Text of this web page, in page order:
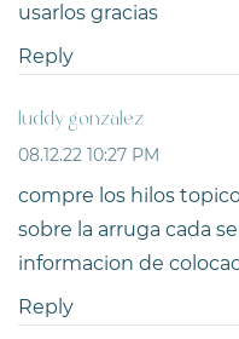
usarlos gracias
Reply
luddy gonzalez
08.12.22 10:27 PM
compre los hilos
sobre la arruga cada
informacion de
Reply